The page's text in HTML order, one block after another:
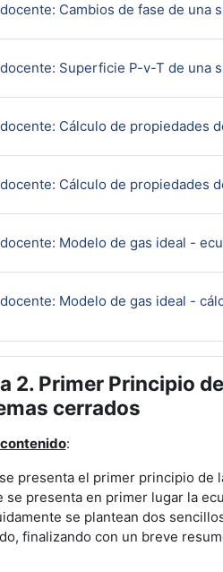
Cambios de fase de una
Superficie P-v-T de una
Cálculo de propiedades
Cálculo de propiedades
Modelo de gas ideal -
Modelo de gas ideal -
2. Primer Principio
cerrados
:
presenta el primer principio de
se presenta en primer lugar la
se plantean dos
finalizando con un breve